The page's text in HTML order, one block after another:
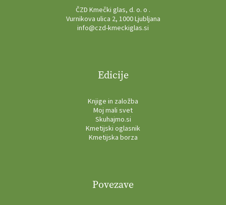
ČZD Kmečki glas, d. o. o .
Vurnikova ulica 2, 1000 Ljubljana
info@czd-kmeckiglas.si
Edicije
Knjige in založba
Moj mali svet
Skuhajmo.si
Kmetijski oglasnik
Kmetijska borza
Povezave